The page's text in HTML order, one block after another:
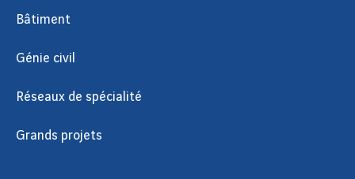
Bâtiment
Génie civil
Réseaux de spécialité
Grands projets